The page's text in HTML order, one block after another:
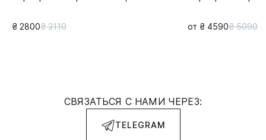
₴ 2800₴ 3110 от ₴ 4590₴ 5090
СВЯЗАТЬСЯ С НАМИ ЧЕРЕЗ:
TELEGRAM